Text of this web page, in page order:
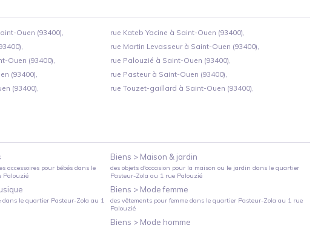
Ouen (93400),
Ouen (93400),
(93400),
(93400),
rue Kateb Yacine à Saint-Ouen (93400),
rue Martin Levasseur à Saint-Ouen (93400),
rue Palouzié à Saint-Ouen (93400),
rue Pasteur à Saint-Ouen (93400),
rue Touzet-gaillard à Saint-Ouen (93400),
accessoires pour bébésdans le
Palouzié
dans le quartier Pasteur-Zola au 1
Biens > Maison & jardin
des objets d'occasion pour la maison ou le jardin dans le quartier
Pasteur-Zola au 1 rue Palouzié
Biens > Mode femme
des vêtements pour femme dans le quartier Pasteur-Zola au 1 rue
Palouzié
Biens > Mode homme